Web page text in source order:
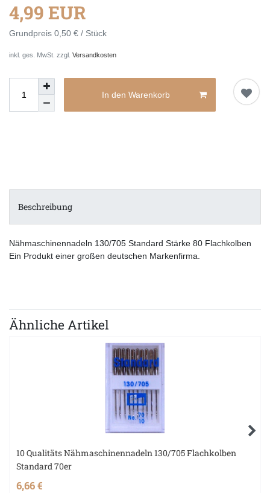
4,99 EUR
Grundpreis 0,50 € / Stück
inkl. ges. MwSt. zzgl. Versandkosten
In den Warenkorb
Beschreibung
Nähmaschinennadeln 130/705 Standard Stärke 80 Flachkolben
Ein Produkt einer großen deutschen Markenfirma.
Ähnliche Artikel
10 Qualitäts Nähmaschinennadeln 130/705 Flachkolben
Standard 70er
6,66 €